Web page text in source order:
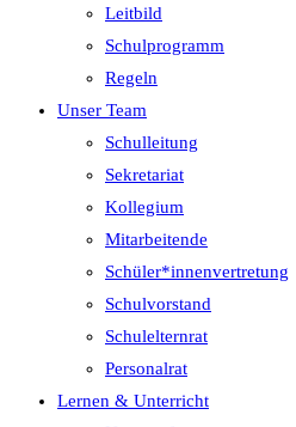
Leitbild
Schulprogramm
Regeln
Unser Team
Schulleitung
Sekretariat
Kollegium
Mitarbeitende
Schüler*innenvertretung
Schulvorstand
Schulelternrat
Personalrat
Lernen & Unterricht